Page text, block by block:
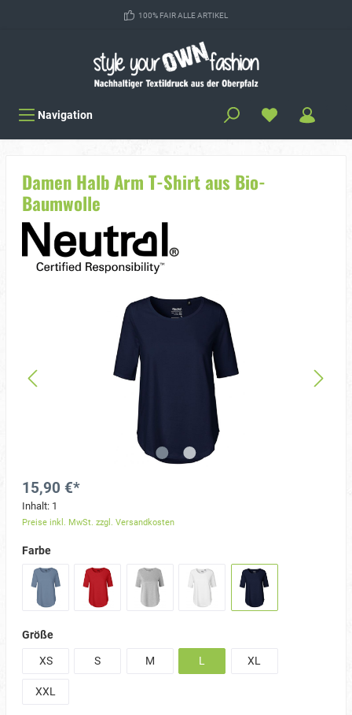
100% FAIR ALLE ARTIKEL
Navigation
Damen Halb Arm T-Shirt aus Bio-
Baumwolle
15,90 €*
Inhalt: 1
Preise inkl. MwSt. zzgl. Versandkosten
Farbe
Größe
XS
S M L XL
XXL